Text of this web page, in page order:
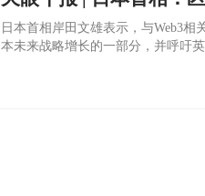
日本首相岸田文雄表示，与Web3
本未来战略增长的一部分，并呼吁